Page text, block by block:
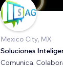
Mexico City, MX
Soluciones
Comunica.